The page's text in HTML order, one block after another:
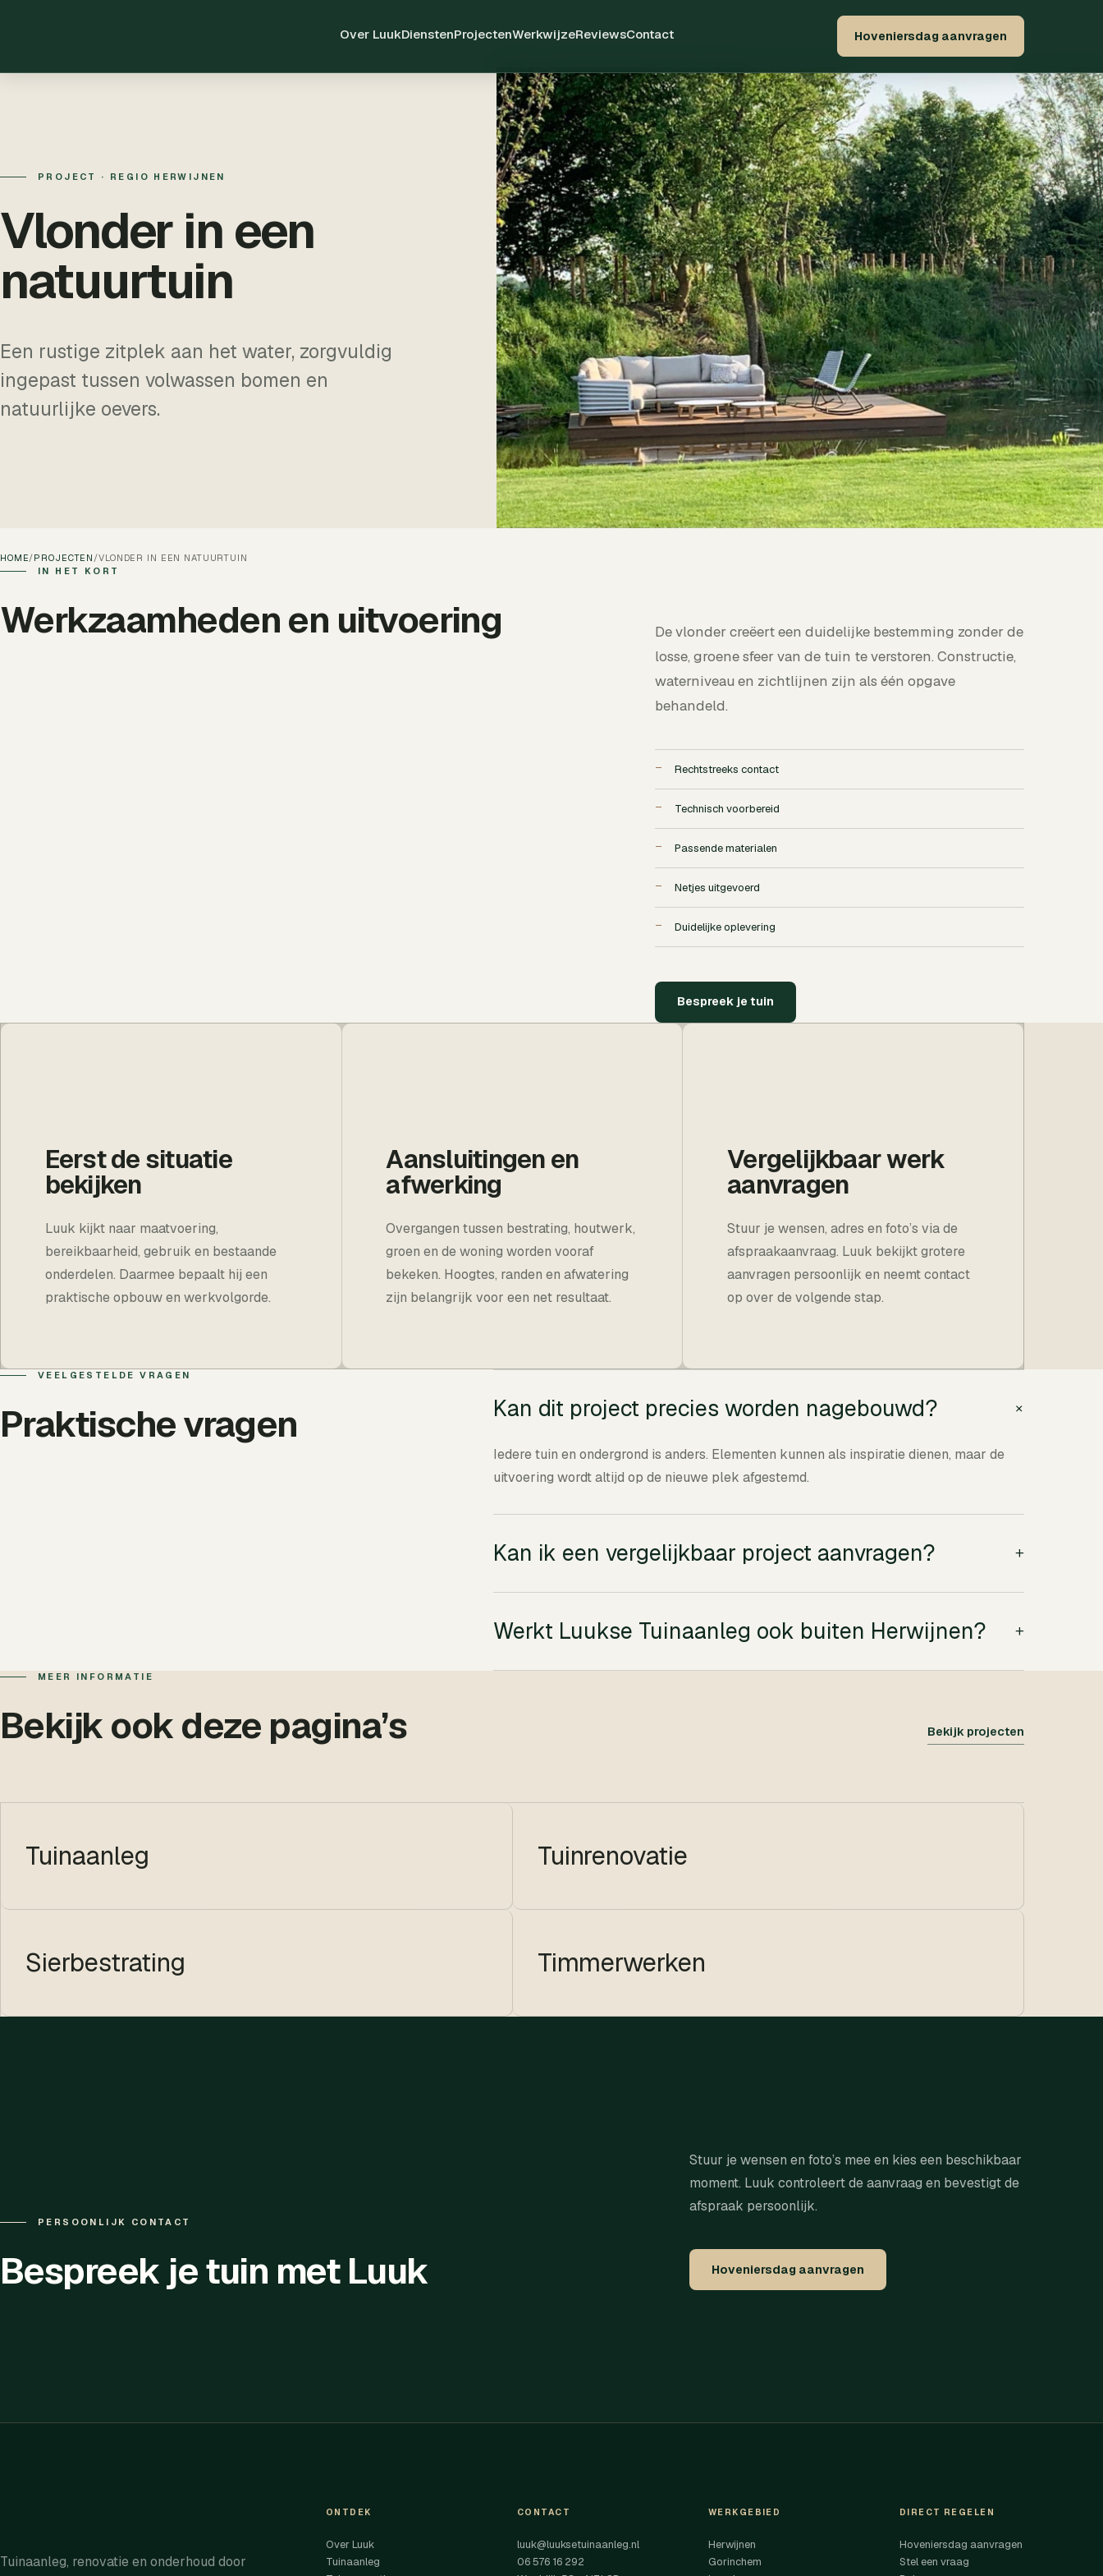
Over LuukDienstenProjectenWerkwijzeReviewsContact Hoveniersdag aanvragen
PROJECT · REGIO HERWIJNEN
Vlonder in een
natuurtuin
Een rustige zitplek aan het water, zorgvuldig
ingepast tussen volwassen bomen en
natuurlijke oevers.
HOME/PROJECTEN /VLONDER IN EEN NATUURTUIN
IN HET KORT
Werkzaamheden en uitvoering
De vlonder creëert een duidelijke bestemming zonder de
losse, groene sfeer van de tuin te verstoren. Constructie,
waterniveau en zichtlijnen zijn als één opgave
behandeld.
Rechtstreeks contact
Technisch voorbereid
Passende materialen
Netjes uitgevoerd
Duidelijke oplevering
Bespreek je tuin
Eerst de situatie
bekijken
Luuk kijkt naar maatvoering,
bereikbaarheid, gebruik en bestaande
onderdelen. Daarmee bepaalt hij een
praktische opbouw en werkvolgorde.
Aansluitingen en
afwerking
Overgangen tussen bestrating, houtwerk,
groen en de woning worden vooraf
bekeken. Hoogtes, randen en afwatering
zijn belangrijk voor een net resultaat.
Vergelijkbaar werk
aanvragen
Stuur je wensen, adres en foto’s via de
afspraakaanvraag. Luuk bekijkt grotere
aanvragen persoonlijk en neemt contact
op over de volgende stap.
VEELGESTELDE VRAGEN
Praktische vragen Kan dit project precies worden nagebouwd? +
Iedere tuin en ondergrond is anders. Elementen kunnen als inspiratie dienen, maar de
uitvoering wordt altijd op de nieuwe plek afgestemd.
Kan ik een vergelijkbaar project aanvragen? +
Werkt Luukse Tuinaanleg ook buiten Herwijnen? +
MEER INFORMATIE
Bekijk ook deze pagina’s Bekijk projecten
Tuinaanleg Tuinrenovatie
Sierbestrating Timmerwerken
PERSOONLIJK CONTACT
Bespreek je tuin met Luuk
Stuur je wensen en foto’s mee en kies een beschikbaar
moment. Luuk controleert de aanvraag en bevestigt de
afspraak persoonlijk.
Hoveniersdag aanvragen
Tuinaanleg, renovatie en onderhoud door
ONTDEK
Over Luuk
Tuinaanleg
CONTACT
luuk@luuksetuinaanleg.nl
06 576 16 292
WERKGEBIED
Herwijnen
Gorinchem
DIRECT REGELEN
Hoveniersdag aanvragen
Stel een vraag